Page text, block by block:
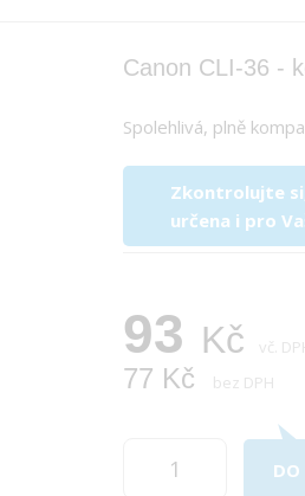
Canon CLI-36 -
Spolehlivá, plně
Zkontrolujte
určena i pro
93 Kč vč.
77 Kč bez DPH
DO